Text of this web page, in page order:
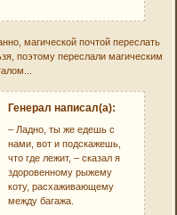
магической почтой переслать
поэтому переслали магическим
Генерал написал(а):
– Ладно, ты же едешь с
нами, вот и подскажешь,
что где лежит, – сказал я
здоровенному рыжему
коту, расхаживающему
между багажа.